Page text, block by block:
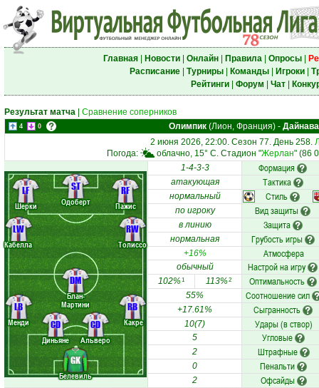
Главная| Новости| Онлайн| Правила| Опросы|
Расписание| Турниры| Команды| Игроки|
Рейтинги| Форум Чат|
Результат матча Сравнение соперников
4 0 Олимпик (Лион, Франция) - Дайнава
2 июня 2026, 22:00. Сезон 77. День 258.
Погода:
облачно, 15° C. Стадион "Жерлан" (86
Белевиль
Менди
Диньяне
Альверо
Какре
Кабелла
Блан-
Мартини
Толиссо
Шерки Одоберт Пажис
GK
LB
CD
CD
RB
LW
DM
RW
LF ST RF
1-4-3-3 Формация
атакующая Тактика
нормальный Стиль
по игроку Вид защиты
в линию Защита
нормальная Грубость игры
+16% Атмосфера
обычный Настрой на игру
102%1 113%2 Оптимальность
55% Соотношение сил
+17.61% Сыгранность
10(7) Удары (в створ)
5 Угловые
2 Штрафные
0 Пенальти
2 Офсайды